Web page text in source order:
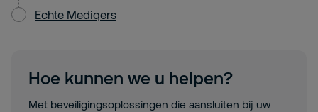
Echte Mediqers
Hoe kunnen we u helpen?
Met beveiligingsoplossingen die aansluiten bij uw